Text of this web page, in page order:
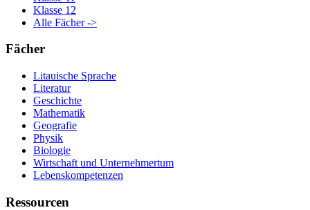
Klasse 12
Alle Fächer ->
Fächer
Litauische Sprache
Literatur
Geschichte
Mathematik
Geografie
Physik
Biologie
Wirtschaft und Unternehmertum
Lebenskompetenzen
Ressourcen